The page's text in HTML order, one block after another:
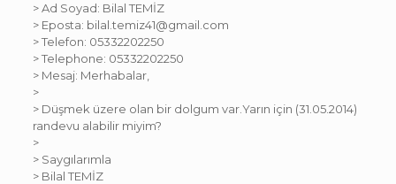
> Ad Soyad: Bilal TEMİZ
> Eposta: bilal.temiz41@gmail.com
> Telefon: 05332202250
> Telephone: 05332202250
> Mesaj: Merhabalar,
>
> Düşmek üzere olan bir dolgum var.Yarın için (31.05.2014)
randevu alabilir miyim?
>
> Saygılarımla
> Bilal TEMİZ